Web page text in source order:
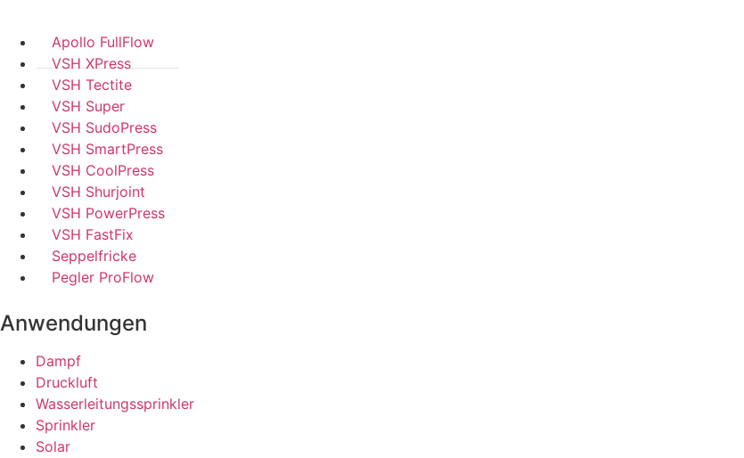
Apollo FullFlow
VSH XPress
VSH Tectite
VSH Super
VSH SudoPress
VSH SmartPress
VSH CoolPress
VSH Shurjoint
VSH PowerPress
VSH FastFix
Seppelfricke
Pegler ProFlow
Anwendungen
Dampf
Druckluft
Wasserleitungssprinkler
Sprinkler
Solar